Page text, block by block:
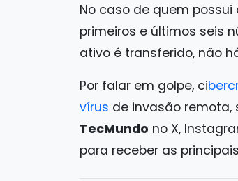
No caso de quem
primeiros e últimos seis
ativo é transferido, não
Por falar em golpe, ci
vírus de invasão remota,
TecMundo no X,
para receber as